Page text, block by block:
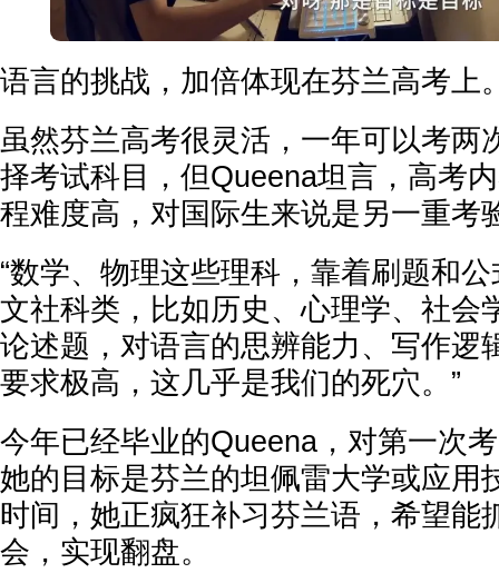
语言的挑战，加倍体现在芬兰高考上
虽然芬兰高考很灵活，一年可以考两
择考试科目，但Queena坦言，高考
程难度高，对国际生来说是另一重考
“数学、物理这些理科，靠着刷题和
文社科类，比如历史、心理学、社会
论述题，对语言的思辨能力、写作逻
要求极高，这几乎是我们的死穴。”
今年已经毕业的Queena，对第一次
她的目标是芬兰的坦佩雷大学或应用
时间，她正疯狂补习芬兰语，希望能
会，实现翻盘。